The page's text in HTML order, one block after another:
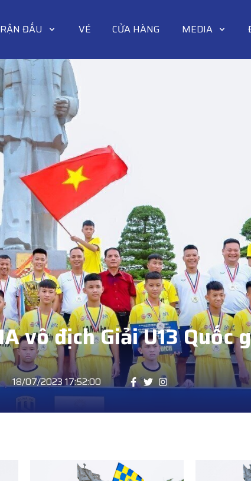
ĐẤU VÉ CỬA HÀNG MEDIA
vô địch Giải U13 Quốc
18/07/2023 17:52:00